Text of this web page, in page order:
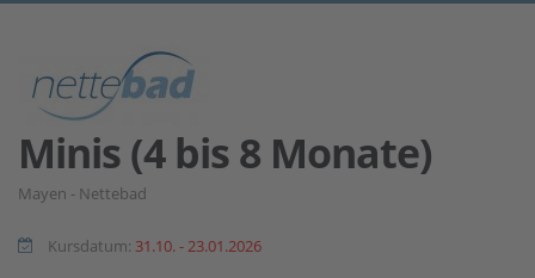
Minis (4 bis 8 Monate)
Mayen - Nettebad
Kursdatum: 31.10. - 23.01.2026